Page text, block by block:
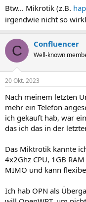
Btw... Mikrotik (z.B.
irgendwie nicht so
C Confluencer
Well-known
20 Okt. 2023
Nach meinem letzten
mehr ein Telefon
ich gekauft hab, war
das ich das in der
Das Miktrotik kannte
4x2Ghz CPU, 1GB
MIMO und kann
Ich hab OPN als